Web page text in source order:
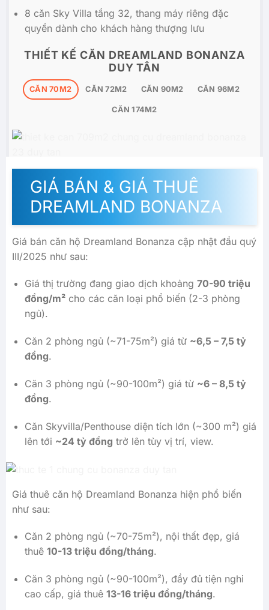
8 căn Sky Villa tầng 32, thang máy riêng đặc
quyền dành cho khách hàng thượng lưu
THIẾT KẾ CĂN DREAMLAND BONANZA
DUY TÂN
CĂN 70M2 CĂN 72M2 CĂN 90M2 CĂN 96M2
CĂN 174M2
GIÁ BÁN & GIÁ THUÊ
DREAMLAND BONANZA
Giá bán căn hộ Dreamland Bonanza cập nhật đầu quý
III/2025 như sau:
Giá thị trường đang giao dịch khoảng 70-90 triệu
đồng/m²cho các căn loại phổ biến (2-3 phòng
ngủ).
Căn 2 phòng ngủ (~71-75m²) giá từ ~6,5 – 7,5 tỷ
đồng.
Căn 3 phòng ngủ (~90-100m²) giá từ ~6 – 8,5 tỷ
đồng.
Căn Skyvilla/Penthouse diện tích lớn (~300 m²) giá
lên tới ~24 tỷ đồng trở lên tùy vị trí, view.
Giá thuê căn hộ Dreamland Bonanza hiện phổ biến
như sau:
Căn 2 phòng ngủ (~70-75m²), nội thất đẹp, giá
thuê 10-13 triệu đồng/tháng.
Căn 3 phòng ngủ (~90-100m²), đầy đủ tiện nghi
cao cấp, giá thuê 13-16 triệu đồng/tháng.